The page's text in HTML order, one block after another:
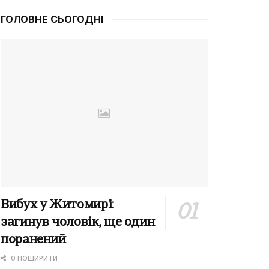
ГОЛОВНЕ СЬОГОДНІ
Вибух у Житомирі:
загинув чоловік, ще один
поранений
0 ПОШИРИТИ